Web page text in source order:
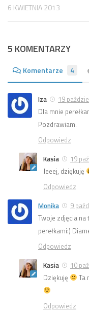
6 KWIETNIA 2013
5 KOMENTARZY
Komentarze 4
Iza
19
Dla mnie
Pozdrawiam.
Odpowiedz
Kasia
19
Jeeej, dziękuję
Odpowiedz
Monika
9
Twoje zdjęcia
perełkami:)
Odpowiedz
Kasia
10
Dziękuję
Ta
Odpowiedz